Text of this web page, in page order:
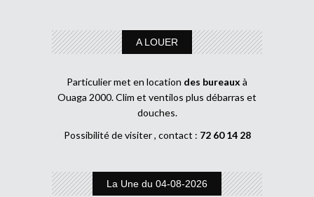
A LOUER
Particulier met en location des bureaux à
Ouaga 2000. Clim et ventilos plus débarras et
douches.
Possibilité de visiter , contact : 72 60 14 28
La Une du 04-08-2026